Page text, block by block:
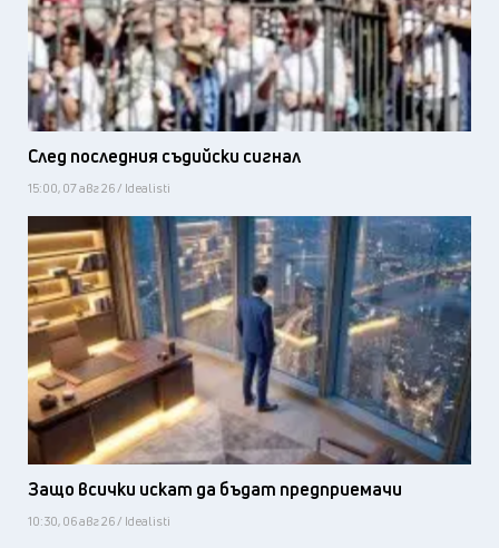
След последния съдийски сигнал
15:00, 07 авг 26 / Idealisti
Защо всички искат да бъдат предприемачи
10:30, 06 авг 26 / Idealisti